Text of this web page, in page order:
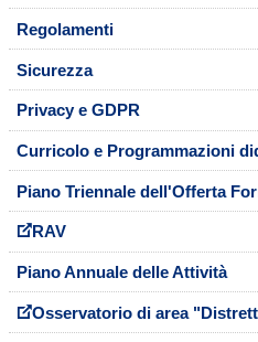
Regolamenti
Sicurezza
Privacy e GDPR
Curricolo e Programmazioni
Piano Triennale dell'Offerta
RAV
Piano Annuale delle Attività
Osservatorio di area